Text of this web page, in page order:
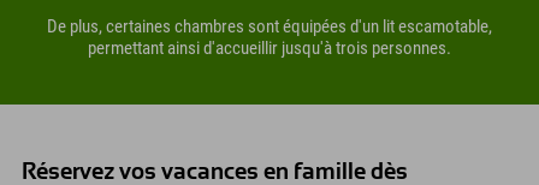
De plus, certaines chambres sont équipées d'un lit escamotable,
permettant ainsi d'accueillir jusqu'à trois personnes.
Réservez vos vacances en famille dès